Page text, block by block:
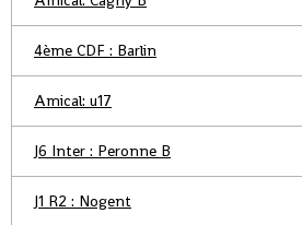
4ème CDF : Barlin
Amical: u17
J6 Inter : Peronne B
J1 R2 : Nogent